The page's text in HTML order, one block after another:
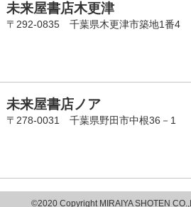
未来屋書店木更津
〒292-0835 千葉県木更津市築地1番4
未来屋書店ノア
〒278-0031 千葉県野田市中根36－1
©2020 Copyright MIRAIYA SHOTEN